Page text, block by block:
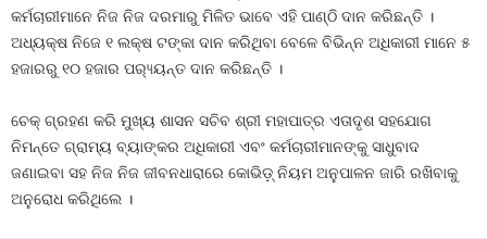
କର୍ମଚାରୀମାନେ ନିଜ ନିଜ ଦରମାରୁ ମିଳିତ ଭାବେ ଏହି ପାଣ୍ଠି ଦାନ କରିଛନ୍ତି ।
ଅଧ୍ୟକ୍ଷ ନିଜେ ୧ ଲକ୍ଷ ଟଙ୍କା ଦାନ କରିଥିବା ବେଳେ ବିଭିନ୍ନ ଅଧିକାରୀ ମାନେ ୫
ହଜାରରୁ ୧୦ ହଜାର ପର‌୍ୟ୍ୟନ୍ତ ଦାନ କରିଛନ୍ତି ।
ଚେକ୍ ଗ୍ରହଣ କରି ମୁଖ୍ୟ ଶାସନ ସଚିବ ଶ୍ରୀ ମହାପାତ୍ର ଏତାଦୃଶ ସହଯୋଗ
ନିମନ୍ତେ ଗ୍ରାମ୍ୟ ବ୍ୟାଙ୍କର ଅଧିକାରୀ ଏବଂ କର୍ମଚାରୀମାନଙ୍କୁ ସାଧୁବାଦ
ଜଣାଇବା ସହ ନିଜ ନିଜ ଜୀବନଧାରାରେ କୋଭିଡ଼୍ ନିୟମ ଅନୁପାଳନ ଜାରି ରଖିବାକୁ
ଅନୁରୋଧ କରିଥିଲେ ।